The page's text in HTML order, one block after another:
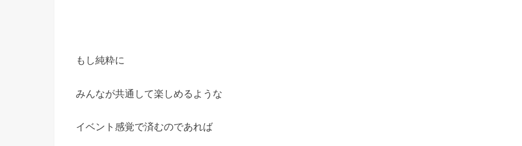
もし純粋に
みんなが共通して楽しめるような
イベント感覚で済むのであれば